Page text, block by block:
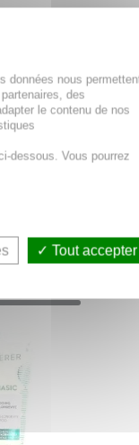
chute pour
données nous
des
le contenu de nos
dessous. Vous pourrez
Tout accepter